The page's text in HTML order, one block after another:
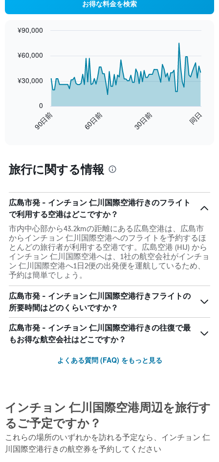
values.
Range:
to
お得な料金を検索
91
Range:
91
The
chart
has
1
Y
axis
displaying
values.
Range:
0
to
90000.
90日前 60日前 30日前 同日
0
¥30,000
¥60,000
¥90,000
旅行に関する情報
広島市発 - インチョン 仁川国際空港行きのフライト
で利用する空港はどこですか？
市内中心部から43.2kmの距離にある広島空港は、広島市
からインチョン 仁川国際空港へのフライトを予約するほ
とんどの旅行者が利用する空港です。広島空港 (HIJ) から
インチョン 仁川国際空港へは、1社の航空会社がインチョ
ン 仁川国際空港へ1日2便の出発便を運航しているため、
予約は簡単でしょう。
広島市発 - インチョン 仁川国際空港行きフライトの
所要時間はどのくらいですか？
広島市発 - インチョン 仁川国際空港行きの往復で最
もお得な航空会社はどこですか？
よくある質問 (FAQ) をもっと見る
インチョン 仁川国際空港​周辺を旅行す
るご予定ですか？
これらの場所のいずれかを訪れる予定なら、インチョン 仁
川国際空港行きの航空券を予約してください